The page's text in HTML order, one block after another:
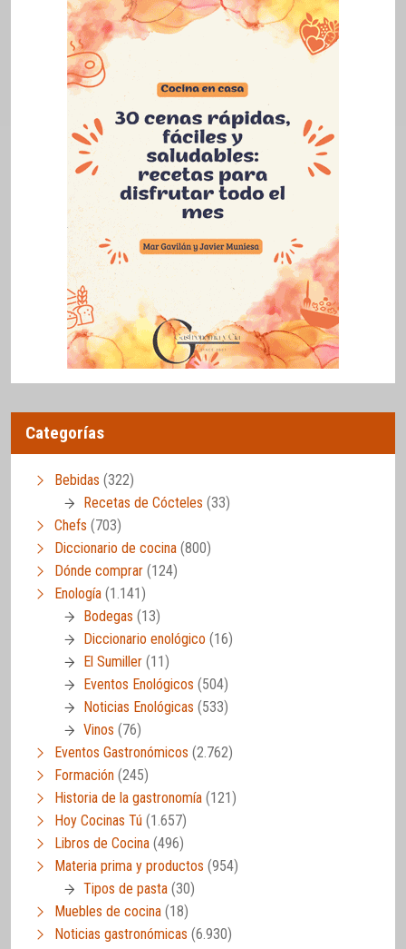
Categorías
Bebidas (322)
Recetas de Cócteles (33)
Chefs (703)
Diccionario de cocina (800)
Dónde comprar (124)
Enología (1.141)
Bodegas (13)
Diccionario enológico (16)
El Sumiller (11)
Eventos Enológicos (504)
Noticias Enológicas (533)
Vinos (76)
Eventos Gastronómicos (2.762)
Formación (245)
Historia de la gastronomía (121)
Hoy Cocinas Tú (1.657)
Libros de Cocina (496)
Materia prima y productos (954)
Tipos de pasta (30)
Muebles de cocina (18)
Noticias gastronómicas (6.930)